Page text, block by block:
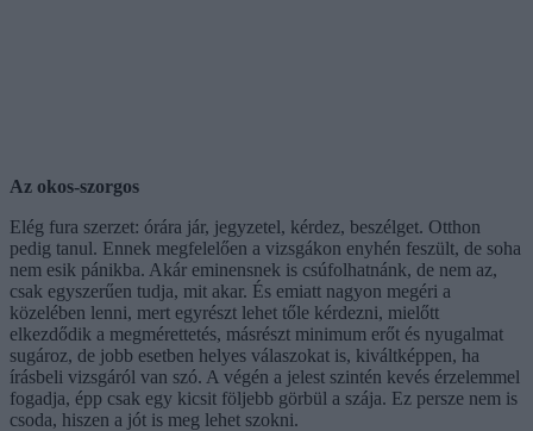
Az okos-szorgos
Elég fura szerzet: órára jár, jegyzetel, kérdez, beszélget. Otthon
pedig tanul. Ennek megfelelően a vizsgákon enyhén feszült, de soha
nem esik pánikba. Akár eminensnek is csúfolhatnánk, de nem az,
csak egyszerűen tudja, mit akar. És emiatt nagyon megéri a
közelében lenni, mert egyrészt lehet tőle kérdezni, mielőtt
elkezdődik a megmérettetés, másrészt minimum erőt és nyugalmat
sugároz, de jobb esetben helyes válaszokat is, kiváltképpen, ha
írásbeli vizsgáról van szó. A végén a jelest szintén kevés érzelemmel
fogadja, épp csak egy kicsit följebb görbül a szája. Ez persze nem is
csoda, hiszen a jót is meg lehet szokni.